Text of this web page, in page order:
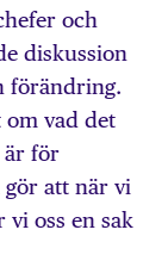
och
diskussion
förändring.
vad det
är för
gör att när vi
oss en sak